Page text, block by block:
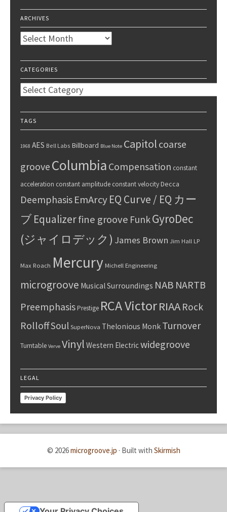
ARCHIVES
Archives
CATEGORIES
Categories
TAGS
1968 AES Bell Labs Billboard Blue Note Capitol coarse
groove Columbia Compensation constant
acceleration constant amplitude constant velocityDecca
Deemphasis EmArcyEQ Curve / EQ カー
ブEqualizerfine groove FunkGyroDec
(ジャイロデック) James Brown Jim Hall LP
Max Roach Mercury Michell Engineering
microgroove Musical Surroundings NAB NARTB
PreemphasisPrestige RCA VictorRIAA Rock
RolloffSoul SuperNova Thelonious Monk Turnover
Turntable Verve Vinyl Western Electricwidegroove
LEGAL
Privacy Policy
© 2026microgroove.jp · Built with Skirmish